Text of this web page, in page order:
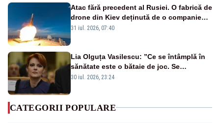
Atac fără precedent al Rusiei. O fabrică de
drone din Kiev deținută de o companie
americană, distrusă de o rachetă
31 iul. 2026, 07:40
Lia Olguța Vasilescu: ”Ce se întâmplă în
sănătate este o bătaie de joc. Se
guvernează extraordinar de prost”
30 iul. 2026, 23:24
CATEGORII POPULARE